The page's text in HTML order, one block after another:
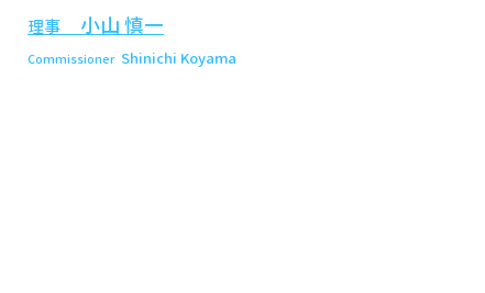
理事 ​小山 慎一
CommissionerShinichi Koyama